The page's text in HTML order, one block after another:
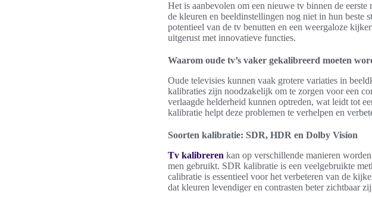
Het is aanbevolen om een nieuwe tv binnen de
de kleuren en beeldinstellingen nog niet in hun beste
potentieel van de tv benutten en een weergaloze
uitgerust met innovatieve functies.
Waarom oude tv’s vaker gekalibreerd moeten
Oude televisies kunnen vaak grotere variaties in
kalibraties zijn noodzakelijk om te zorgen voor een
verlaagde helderheid kunnen optreden, wat leidt tot
kalibratie helpt deze problemen te verhelpen en
Soorten kalibratie: SDR, HDR en Dolby Vision
Tv kalibreren kan op verschillende manieren
men gebruikt. SDR kalibratie is een veelgebruikte
calibratie is essentieel voor het verbeteren van de
dat kleuren levendiger en contrasten beter zichtbaar